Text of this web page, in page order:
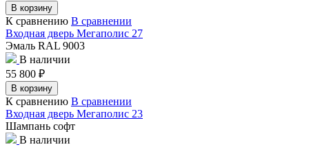
В корзину
К сравнению В сравнении
Входная дверь Мегаполис 27
Эмаль RAL 9003
В наличии
55 800 ₽
В корзину
К сравнению В сравнении
Входная дверь Мегаполис 23
Шампань софт
В наличии